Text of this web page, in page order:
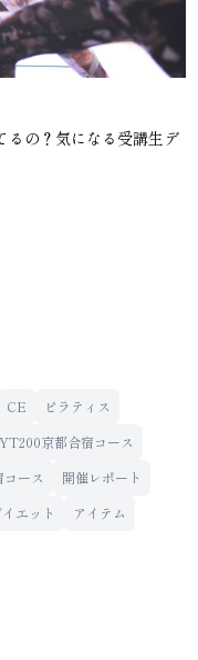
の？気になる受講生デ
CE
ピラティス
京都合宿コース
ース
開催レポート
イエット
アイテム